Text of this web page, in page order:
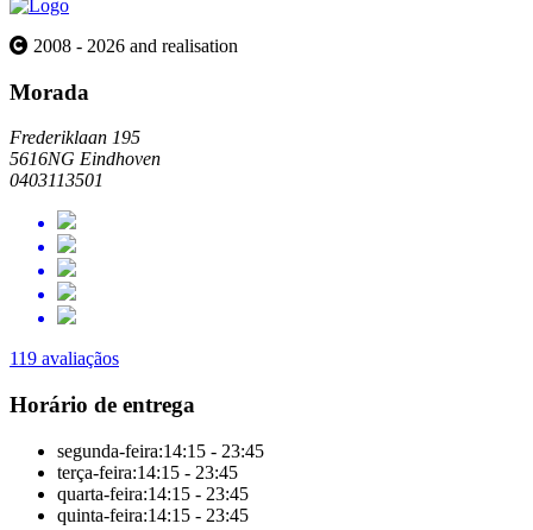
2008 - 2026 and realisation
Morada
Frederiklaan 195
5616NG Eindhoven
0403113501
119 avaliaçãos
Horário de entrega
segunda-feira:14:15 - 23:45
terça-feira:14:15 - 23:45
quarta-feira:14:15 - 23:45
quinta-feira:14:15 - 23:45